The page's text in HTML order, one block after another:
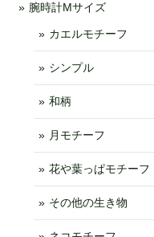
腕時計Mサイズ
カエルモチーフ
シンプル
和柄
月モチーフ
花や葉っぱモチーフ
その他の生き物